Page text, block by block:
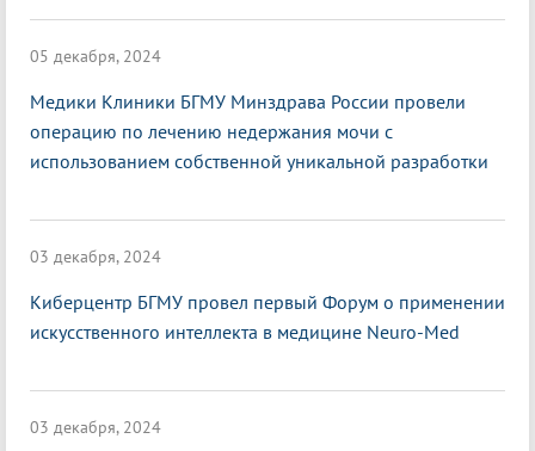
05 декабря, 2024
Медики Клиники БГМУ Минздрава России провели
операцию по лечению недержания мочи с
использованием собственной уникальной разработки
03 декабря, 2024
Киберцентр БГМУ провел первый Форум о применении
искусственного интеллекта в медицине Neuro-Med
03 декабря, 2024